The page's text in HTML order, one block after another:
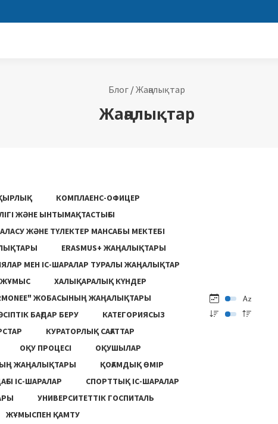
Блог/Жаңалықтар
Жаңалықтар
КОМПЛАЕНС-ОФИЦЕР
ЖӘНЕ ЫНТЫМАҚТАСТЫҒЫ
ЖƏНЕ ТҮЛЕКТЕР МАНСАБЫ МЕКТЕБІ
ERASMUS+ ЖАҢАЛЫҚТАРЫ
МЕН ІС-ШАРАЛАР ТУРАЛЫ ЖАҢАЛЫҚТАР
ЖҰМЫС
ХАЛЫҚАРАЛЫҚ КҮНДЕР
ЖОБАСЫНЫҢ ЖАҢАЛЫҚТАРЫ
БАҒДАР БЕРУ
КАТЕГОРИЯСЫЗ
КУРАТОРЛЫҚ САҒАТТАР
ОҚУ ПРОЦЕСІ
ОҚУШЫЛАР
ЖАҢАЛЫҚТАРЫ
ҚОҒАМДЫҚ ӨМІР
ІС-ШАРАЛАР
СПОРТТЫҚ ІС-ШАРАЛАР
УНИВЕРСИТЕТТІК ГОСПИТАЛЬ
ЖҰМЫСПЕН ҚАМТУ